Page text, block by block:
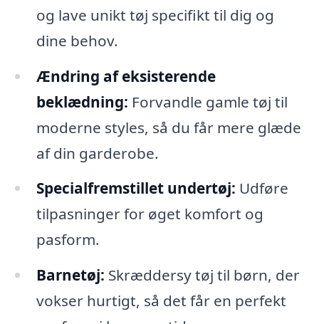
og lave unikt tøj specifikt til dig og
dine behov.
Ændring af eksisterende
beklædning: Forvandle gamle tøj til
moderne styles, så du får mere glæde
af din garderobe.
Specialfremstillet undertøj: Udføre
tilpasninger for øget komfort og
pasform.
Barnetøj: Skræddersy tøj til børn, der
vokser hurtigt, så det får en perfekt